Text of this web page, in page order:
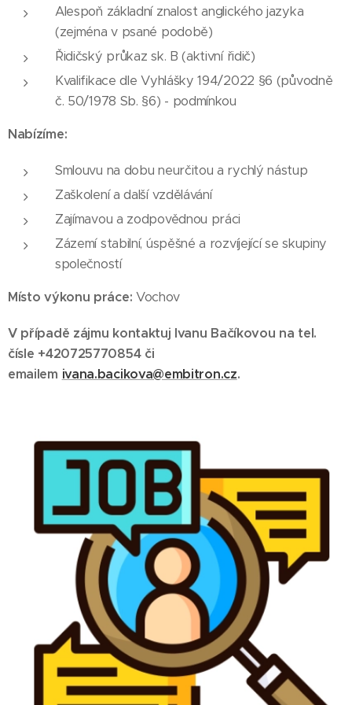
Alespoň základní znalost anglického jazyka
(zejména v psané podobě)
Řidičský průkaz sk. B (aktivní řidič)
Kvalifikace dle Vyhlášky 194/2022 §6 (původně
č. 50/1978 Sb. §6) - podmínkou
Nabízíme:
Smlouvu na dobu neurčitou a rychlý nástup
Zaškolení a další vzdělávání
Zajímavou a zodpovědnou práci
Zázemí stabilní, úspěšné a rozvíjející se skupiny
společností
Místo výkonu práce: Vochov
V případě zájmu kontaktuj Ivanu Bačíkovou na tel.
čísle +420725770854 či
emailem ivana.bacikova@embitron.cz.